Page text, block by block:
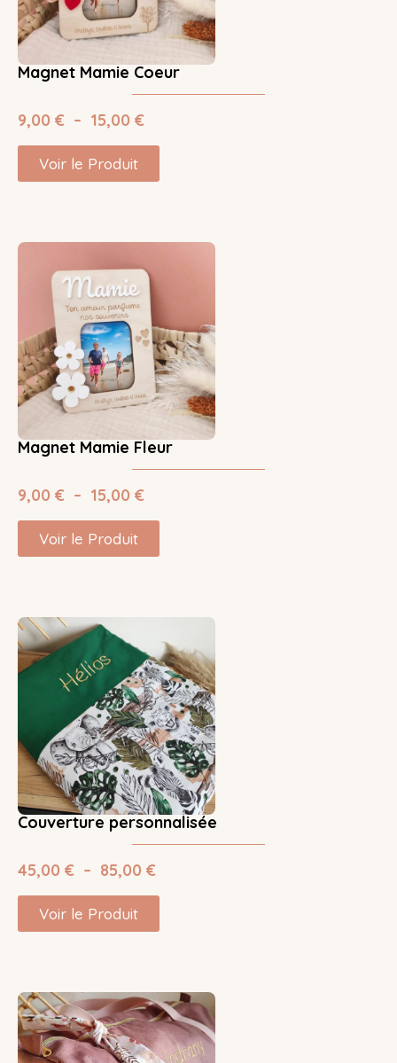
Magnet Mamie Coeur
9,00 € – 15,00 €
Voir le Produit
Magnet Mamie Fleur
9,00 € – 15,00 €
Voir le Produit
Couverture personnalisée
45,00 € – 85,00 €
Voir le Produit